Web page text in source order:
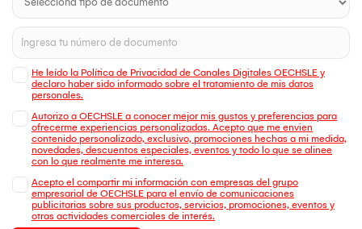
He leído la Política de Privacidad de Canales Digitales OECHSLE y
declaro haber sido informado sobre el tratamiento de mis datos
personales.
Autorizo a OECHSLE a conocer mejor mis gustos y preferencias para
ofrecerme experiencias personalizadas. Acepto que me envien
contenido personalizado, exclusivo, promociones hechas a mi medida,
novedades, descuentos especiales, eventos y todo lo que se alinee
con lo que realmente me interesa.
Acepto el compartir mi información con empresas del grupo
empresarial de OECHSLE para el envío de comunicaciones
publicitarias sobre sus productos, servicios, promociones, eventos y
otras actividades comerciales de interés.